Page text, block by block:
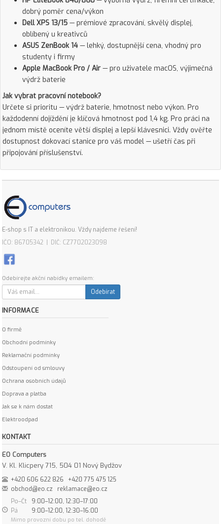
dobrý poměr cena/výkon
Dell XPS 13/15 — prémiové zpracování, skvělý displej,
oblíbený u kreativců
ASUS ZenBook 14 — lehký, dostupnější cena, vhodný pro
studenty i firmy
Apple MacBook Pro / Air — pro uživatele macOS, výjimečná
výdrž baterie
Jak vybrat pracovní notebook?
Určete si prioritu — výdrž baterie, hmotnost nebo výkon. Pro
každodenní dojíždění je klíčová hmotnost pod 1,4 kg. Pro práci na
jednom místě oceníte větší displej a lepší klávesnici. Vždy ověřte
dostupnost dokovací stanice pro váš model — ušetří čas při
připojování příslušenství.
E-shop s IT a elektronikou. Vždy najdeme řešení!
IČO: 86705342 | DIČ: CZ7702023098
Odebírejte akční nabídky emailem:
Odebírat
INFORMACE
O firmě
Obchodní podmínky
Reklamační podmínky
Odstoupení od smlouvy
Ochrana osobních údajů
Doprava a platba
Jak se k nám dostat
Elektroodpad
KONTAKT
EO Computers
V. Kl. Klicpery 715, 504 01 Nový Bydžov
+420 606 622 826
+420 775 475 125
obchod@eo.cz
reklamace@eo.cz
Po–Čt
9:00–12:00, 12:30–17:00
Pá
9:00–12:00, 12:30–16:00
Mimo provozní dobu po tel. dohodě